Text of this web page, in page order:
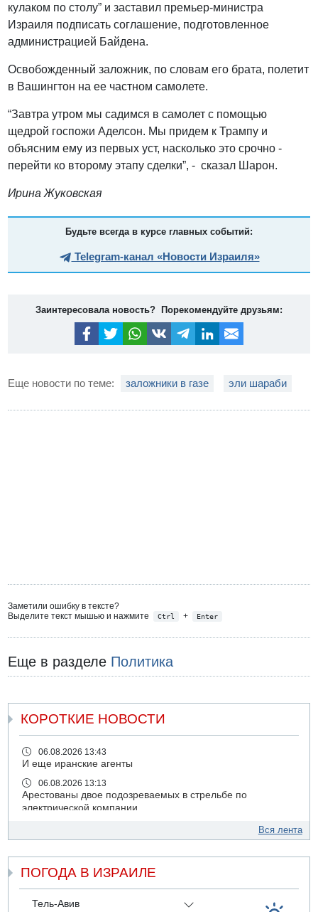
кулаком по столу” и заставил премьер-министра
Израиля подписать соглашение, подготовленное
администрацией Байдена.
Освобожденный заложник, по словам его брата, полетит
в Вашингтон на ее частном самолете.
“Завтра утром мы садимся в самолет с помощью
щедрой госпожи Аделсон. Мы придем к Трампу и
объясним ему из первых уст, насколько это срочно -
перейти ко второму этапу сделки”, - сказал Шарон.
Ирина Жуковская
Будьте всегда в курсе главных событий:
Telegram-канал «Новости Израиля»
Заинтересовала новость? Порекомендуйте друзьям:
Еще новости по теме: заложники в газе эли шараби
Заметили ошибку в тексте?
Выделите текст мышью и нажмите
Ctrl + Enter
Еще в разделе Политика
КОРОТКИЕ НОВОСТИ
06.08.2026 13:43
И еще иранские агенты
06.08.2026 13:13
Арестованы двое подозреваемых в стрельбе по
электрической компании
Возле Кирьят-Арбы пожар на местности
06.08.2026 12:06
США не будут давить на Израиль в вопросе Ливана
06.08.2026 11:41
Трое подростков ограбили сексшоп в Холоне
Вся лента
ПОГОДА В ИЗРАИЛЕ
Тель-Авив